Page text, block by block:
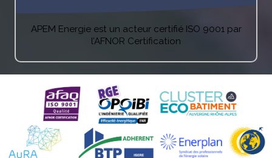
APEM Energie est un acteur certifié ISO 9001 par
l’AFNOR Certification